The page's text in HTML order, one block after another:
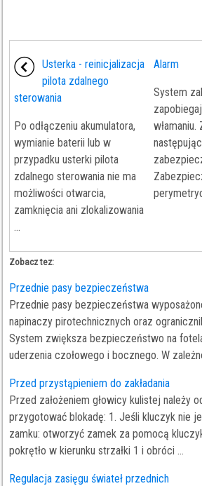
Usterka - reinicjalizacja
pilota zdalnego
sterowania
Po odłączeniu akumulatora,
wymianie baterii lub w
przypadku usterki pilota
zdalnego sterowania nie ma
możliwości otwarcia,
zamknięcia ani zlokalizowania
...
Alarm
System
włamaniu.
Zobacz tez:
Przednie pasy bezpieczeństwa
Przednie pasy bezpieczeństwa
napinaczy pirotechnicznych oraz
System zwiększa bezpieczeństwo na
uderzenia czołowego i bocznego. W
Przed przystąpieniem do zakładania
Przed założeniem głowicy kulistej należy
przygotować blokadę: 1. Jeśli kluczyk nie
zamku: otworzyć zamek za pomocą
pokrętło w kierunku strzałki 1 i obróci ...
Regulacja zasięgu świateł przednich